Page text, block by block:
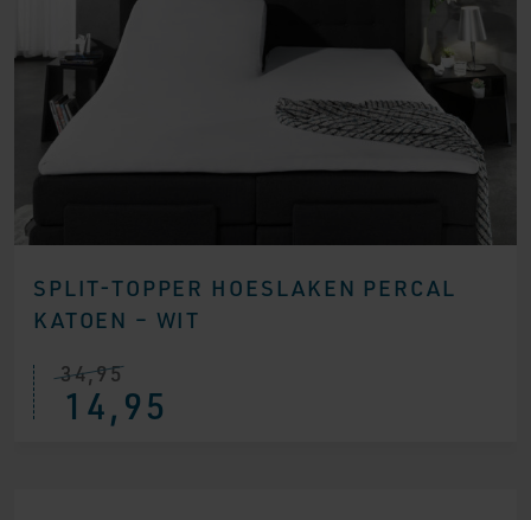
SPLIT-TOPPER HOESLAKEN PERCAL
KATOEN – WIT
34,95
14,95